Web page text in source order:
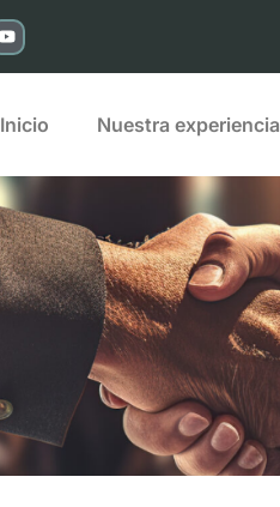
Inicio Nuestra experiencia